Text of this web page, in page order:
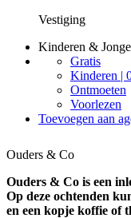
Vestiging
Kinderen &
Gratis
Kinderen |
Ontmoeten
Voorlezen
Toevoegen aan
Ouders & Co
Ouders & Co is een
Op deze ochtenden
en een kopje koffie of